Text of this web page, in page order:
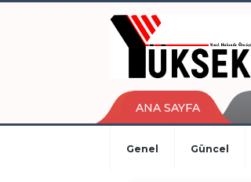
kaçak bahis
deneme bonusu veren siteler
ANA SAYFA
Genel Güncel